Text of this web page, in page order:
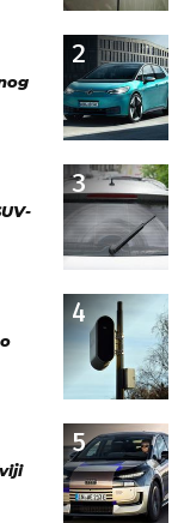
2
3
4
5